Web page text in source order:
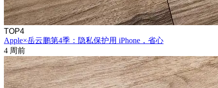
TOP4
Apple×岳云鹏第4季：隐私保护用 iPhone，省心
4 周前